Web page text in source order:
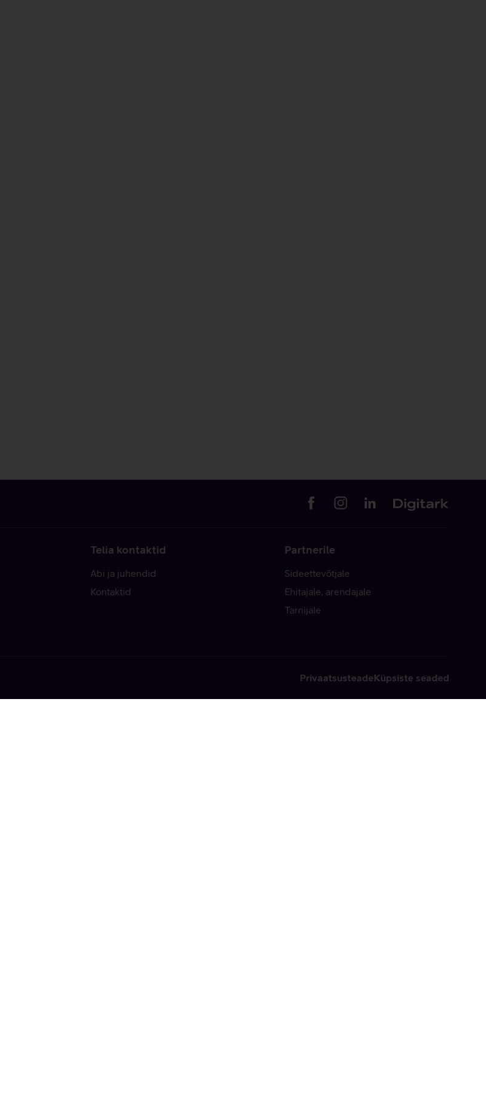
Telia kontaktid
Abi ja juhendid
Kontaktid
Partnerile
Sideettevõtjale
Ehitajale, arendajale
Tarnijale
PrivaatsusteadeKüpsiste seaded